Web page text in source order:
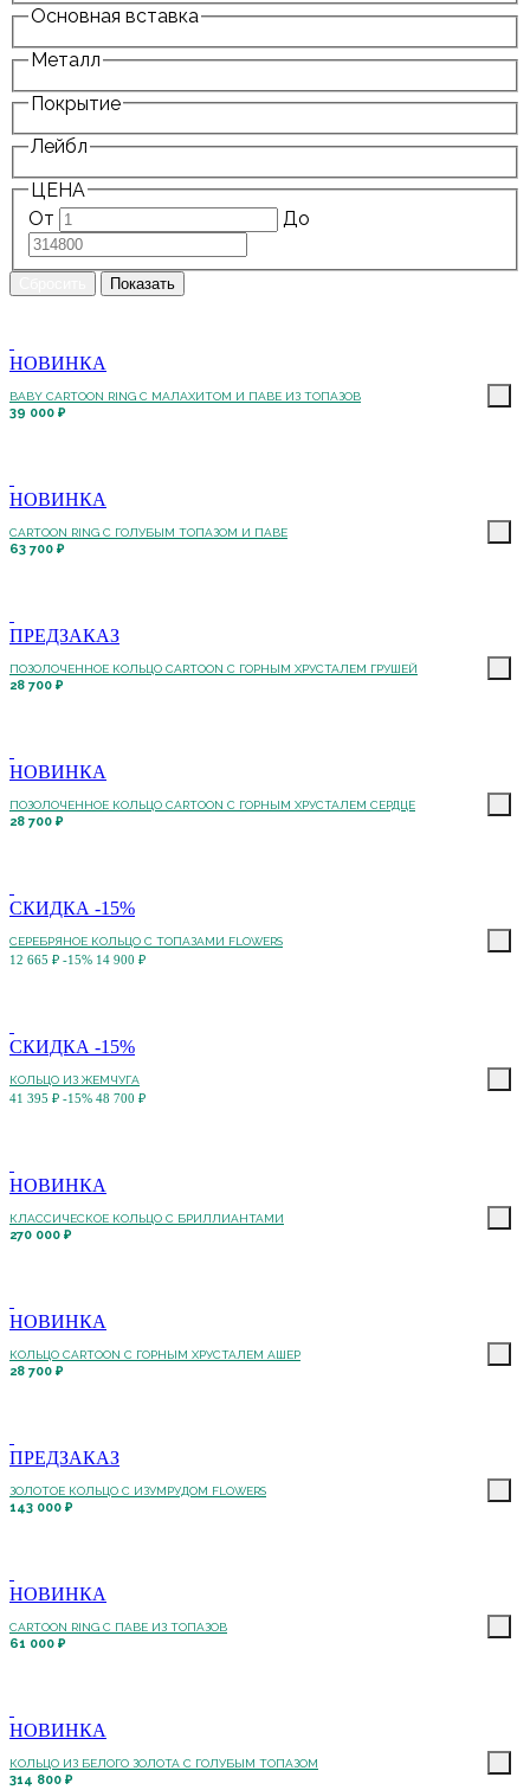
Основная вставка
Металл
Покрытие
Лейбл
ЦЕНА
От
До
НОВИНКА
BABY CARTOON RING С МАЛАХИТОМ И ПАВЕ ИЗ ТОПАЗОВ
39 000 ₽
НОВИНКА
CARTOON RING С ГОЛУБЫМ ТОПАЗОМ И ПАВЕ
63 700 ₽
ПРЕДЗАКАЗ
ПОЗОЛОЧЕННОЕ КОЛЬЦО CARTOON C ГОРНЫМ ХРУСТАЛЕМ ГРУШЕЙ
28 700 ₽
НОВИНКА
ПОЗОЛОЧЕННОЕ КОЛЬЦО CARTOON C ГОРНЫМ ХРУСТАЛЕМ СЕРДЦЕ
28 700 ₽
СКИДКА -15%
СЕРЕБРЯНОЕ КОЛЬЦО С ТОПАЗАМИ FLOWERS
12 665 ₽ -15% 14 900 ₽
СКИДКА -15%
КОЛЬЦО ИЗ ЖЕМЧУГА
41 395 ₽ -15% 48 700 ₽
НОВИНКА
КЛАССИЧЕСКОЕ КОЛЬЦО С БРИЛЛИАНТАМИ
270 000 ₽
НОВИНКА
КОЛЬЦО CARTOON C ГОРНЫМ ХРУСТАЛЕМ АШЕР
28 700 ₽
ПРЕДЗАКАЗ
ЗОЛОТОЕ КОЛЬЦО С ИЗУМРУДОМ FLOWERS
143 000 ₽
НОВИНКА
CARTOON RING С ПАВЕ ИЗ ТОПАЗОВ
61 000 ₽
НОВИНКА
КОЛЬЦО ИЗ БЕЛОГО ЗОЛОТА С ГОЛУБЫМ ТОПАЗОМ
314 800 ₽